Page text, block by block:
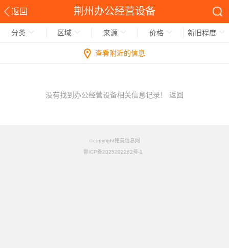
返回 荆州办公经营设备
分类 区域 来源 价格 新旧程度
查看附近的信息
没有找到办公经营设备相关信息记录！ 返回
©copyright铭竟信息网
鲁ICP备2025202282号-1